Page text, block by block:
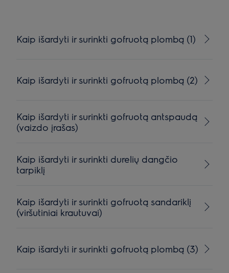
Kaip išardyti ir surinkti gofruotą plombą (1)
Kaip išardyti ir surinkti gofruotą plombą (2)
Kaip išardyti ir surinkti gofruotą antspaudą
(vaizdo įrašas)
Kaip išardyti ir surinkti durelių dangčio
tarpiklį
Kaip išardyti ir surinkti gofruotą sandariklį
(viršutiniai krautuvai)
Kaip išardyti ir surinkti gofruotą plombą (3)